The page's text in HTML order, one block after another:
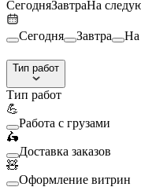
СегодняЗавтраНа
Сегодня Завтра На
Тип работ
Тип работ
💪
Работа с грузами
🛵
Доставка заказов
🧸
Оформление витрин